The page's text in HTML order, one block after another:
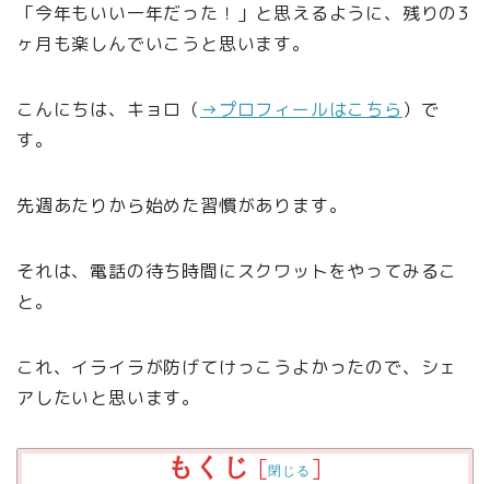
「今年もいい一年だった！」と思えるように、残りの3
ヶ月も楽しんでいこうと思います。
こんにちは、キョロ（ →プロフィールはこちら ）で
す。
先週あたりから始めた習慣があります。
それは、電話の待ち時間にスクワットをやってみるこ
と。
これ、イライラが防げてけっこうよかったので、シェ
アしたいと思います。
もくじ [閉じる ]